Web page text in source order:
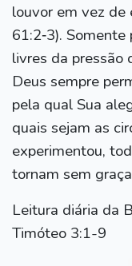
louvor em vez de
61:2‑3).
livres da pressão
Deus sempre
pela qual Sua
quais sejam as
experimentou,
tornam sem
Leitura diária da
Timóteo 3:1-9